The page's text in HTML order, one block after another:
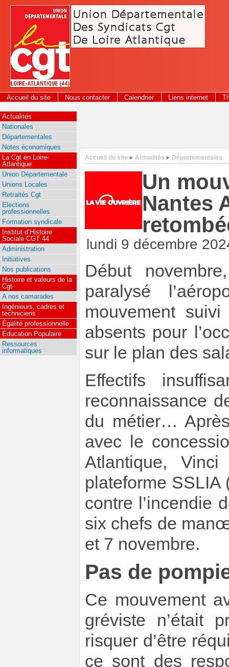
Panneau de gestion des cookies
Accueil du site Nous contacter Calendrier Liens internet
2026
Accueil du site > Actualités > Départementales
Un
Nantes
lundi 9 décembre
Début
paralysé
mouvement
absents pour
sur le plan des
Effectifs
reconnaissance
du métier…
avec le
Atlantique,
plateforme SSLIA
contre l’incendie
six chefs de
et 7 novembre.
Pas de
Ce mouvement
gréviste n’était
risquer d’être
ce sont des
Actualités
Nationales
Départementales
Notes économiques
La Cgt en Loire-
Atlantique
Union Départementale
Unions Locales
Retraités Cgt
Elections
professionnelles
Formation syndicale
Institut d’Histoire
Sociale CGT 44
Administration
Initiatives
Nos publications
Histoire et valeurs de la
Cgt
A nos camarades
Ingénieurs, cadres et
techniciens
Égalité professionnelle
Éducation Populaire
Ressources
informatiques